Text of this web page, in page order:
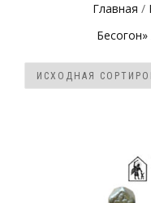
Главная /
Бесогон»